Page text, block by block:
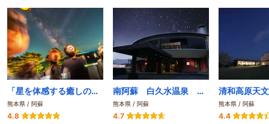
「星を体感する癒しの宿」森のアトリエ☆南阿蘇ルナ天文台
熊本県 / 阿蘇
4.8
南阿蘇 白久水温泉 夢しずく
熊本県 / 阿蘇
4.7
熊本県 / 阿蘇
4.4